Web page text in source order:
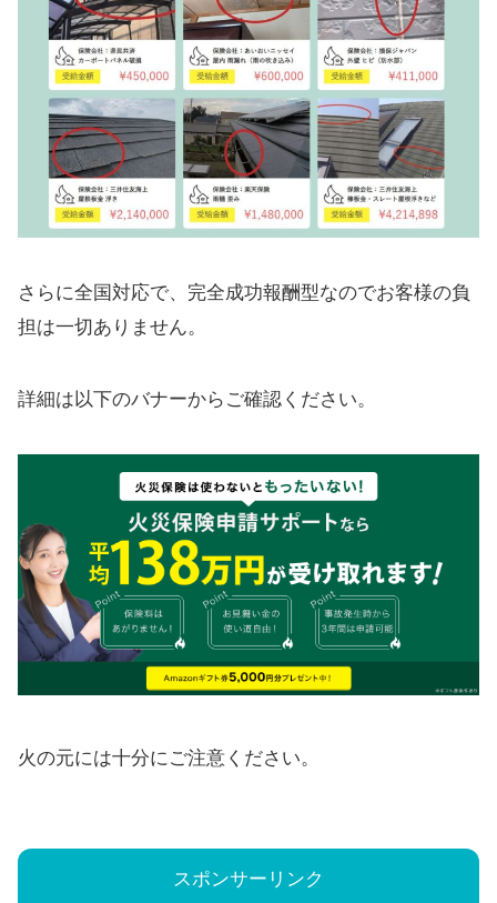
さらに全国対応で、完全成功報酬型なのでお客様の負
担は一切ありません。
詳細は以下のバナーからご確認ください。
火の元には十分にご注意ください。
スポンサーリンク